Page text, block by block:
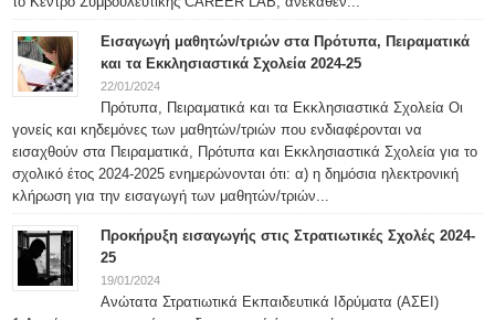
Εισαγωγή μαθητών/τριών στα Πρότυπα, Πειραματικά
και τα Εκκλησιαστικά Σχολεία 2024-25
22/01/2024
Πρότυπα, Πειραματικά και τα Εκκλησιαστικά Σχολεία Οι
γονείς και κηδεμόνες των μαθητών/τριών που ενδιαφέρονται να
εισαχθούν στα Πειραματικά, Πρότυπα και Εκκλησιαστικά Σχολεία για το
σχολικό έτος 2024-2025 ενημερώνονται ότι: α) η δημόσια ηλεκτρονική
κλήρωση για την εισαγωγή των μαθητών/τριών...
Προκήρυξη εισαγωγής στις Στρατιωτικές Σχολές 2024-
25
19/01/2024
Ανώτατα Στρατιωτικά Εκπαιδευτικά Ιδρύματα (ΑΣΕΙ)